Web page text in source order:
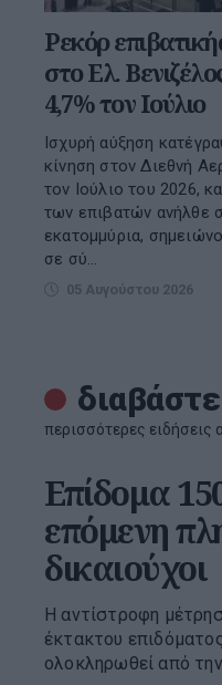
Ρεκόρ
στο Ελ.
4,7% τον Ιούλιο
Ισχυρή αύξηση
κίνηση στον Διεθνή
τον Ιούλιο του 2026,
των επιβατών ανήλθε
εκατομμύρια,
σε σύ...
05 Αυγούστου 2026
περισσότερες ειδήσεις
Επίδομα
επόμενη
δικαιούχοι
Η αντίστροφη
έκτακτου
ολοκληρωθεί από